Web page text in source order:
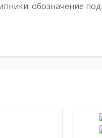
обозначение